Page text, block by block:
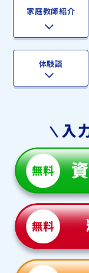
家庭教師紹介
体験談